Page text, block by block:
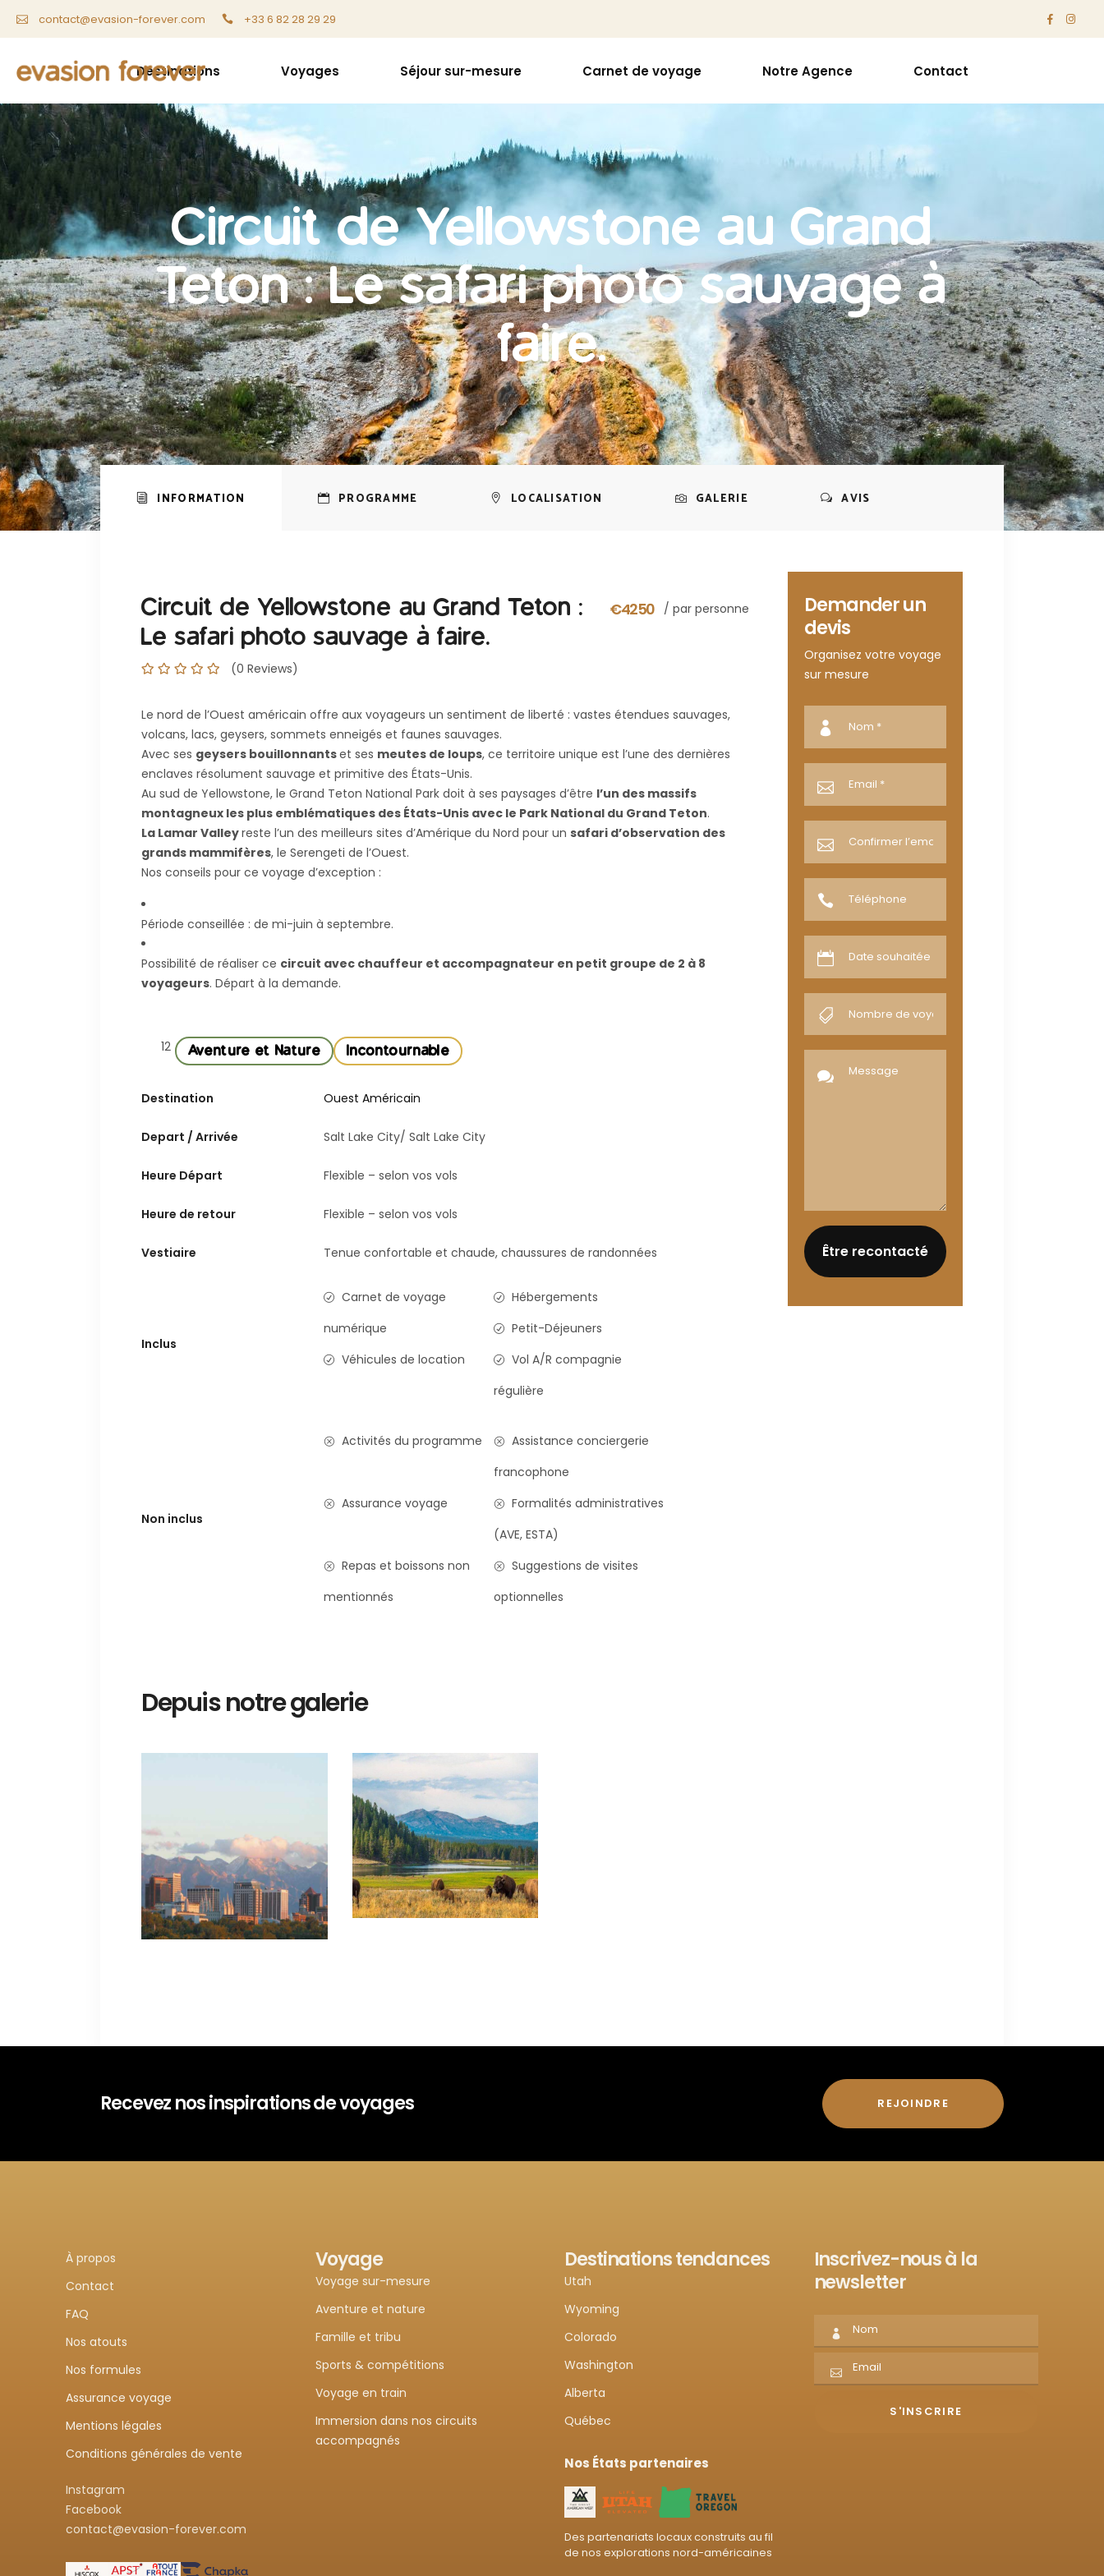
contact@evasion-forever.com +33 6 82 28 29 29
Destinations Voyages Séjour sur-mesure Carnet de voyage Notre Agence Contact
Circuit de Yellowstone au Grand
Teton : Le safari photo sauvage à
faire.
INFORMATION PROGRAMME LOCALISATION GALERIE AVIS
Circuit de Yellowstone au Grand Teton :
Le safari photo sauvage à faire.
€4250 / par personne
(0 Reviews)
Le nord de l’Ouest américain offre aux voyageurs un sentiment de liberté : vastes étendues sauvages,
volcans, lacs, geysers, sommets enneigés et faunes sauvages.​
Avec ses geysers bouillonnantset ses meutes de loups, ce territoire unique est l’une des dernières
enclaves résolument sauvage et primitive des États-Unis.
Au sud de Yellowstone, le Grand Teton National Park doit à ses paysages d’être l’un des massifs
montagneux les plus emblématiques des États-Unis avec le Park National du Grand Teton.
La Lamar Valleyreste l’un des meilleurs sites d’Amérique du Nord pour un safari d’observation des
grands mammifères, le Serengeti de l’Ouest.
Nos conseils pour ce voyage d’exception :
Période conseillée : de mi-juin à septembre.
Possibilité de réaliser ce circuit avec chauffeur et accompagnateur en petit groupe de 2 à 8
voyageurs. Départ à la demande.
12 Aventure et Nature Incontournable
Destination Ouest Américain
Depart / Arrivée Salt Lake City/ Salt Lake City
Heure Départ Flexible – selon vos vols
Heure de retour Flexible – selon vos vols
Vestiaire Tenue confortable et chaude, chaussures de randonnées
Inclus
Carnet de voyage
numérique
Hébergements
Petit-Déjeuners
Véhicules de location
Vol A/R compagnie
régulière
Non inclus
Activités du programme
Assistance conciergerie
francophone
Assurance voyage
Formalités administratives
(AVE, ESTA)
Repas et boissons non
mentionnés
Suggestions de visites
optionnelles
Depuis notre galerie
Demander un
devis
Organisez votre voyage
sur mesure
Recevez nos inspirations de voyages REJOINDRE
À propos
Contact
FAQ
Nos atouts
Nos formules
Assurance voyage
Mentions légales
Conditions générales de vente
Instagram
Facebook
contact@evasion-forever.com
Voyage
Voyage sur-mesure
Aventure et nature
Famille et tribu
Sports & compétitions
Voyage en train
Immersion dans nos circuits
accompagnés
Destinations tendances
Utah
Wyoming
Colorado
Washington
Alberta
Québec
Nos États partenaires
Des partenariats locaux construits au fil
de nos explorations nord-américaines
Inscrivez-nous à la
newsletter